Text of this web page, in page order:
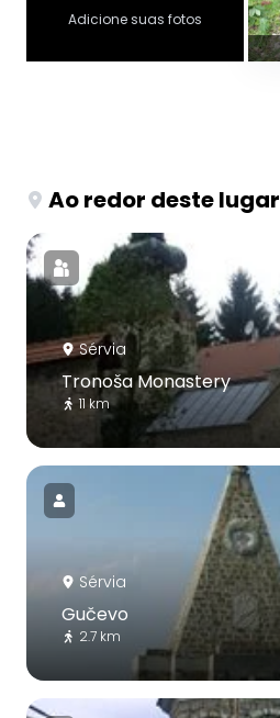
Adicione suas fotos
Ao redor deste lugar
Sérvia
Tronoša Monastery
11 km
Sérvia
Gučevo
2.7 km